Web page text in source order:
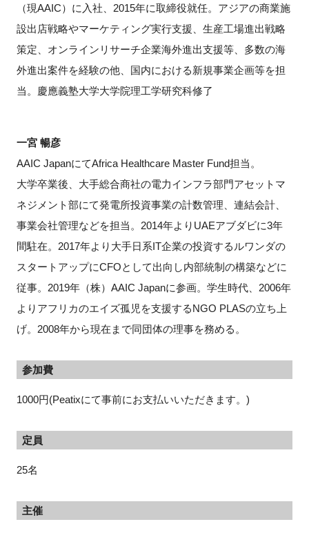
（現AAIC）に入社、2015年に取締役就任。アジアの商業施
設出店戦略やマーケティング実行支援、生産工場進出戦略
策定、オンラインリサーチ企業海外進出支援等、多数の海
外進出案件を経験の他、国内における新規事業企画等を担
当。慶應義塾大学大学院理工学研究科修了
一宮 暢彦
AAIC JapanにてAfrica Healthcare Master Fund担当。
大学卒業後、大手総合商社の電力インフラ部門アセットマ
ネジメント部にて発電所投資事業の計数管理、連結会計、
事業会社管理などを担当。2014年よりUAEアブダビに3年
間駐在。2017年より大手日系IT企業の投資するルワンダの
スタートアップにCFOとして出向し内部統制の構築などに
従事。2019年（株）AAIC Japanに参画。学生時代、2006年
よりアフリカのエイズ孤児を支援するNGO PLASの立ち上
げ。2008年から現在まで同団体の理事を務める。
参加費
1000円(Peatixにて事前にお支払いいただきます。)
定員
25名
主催